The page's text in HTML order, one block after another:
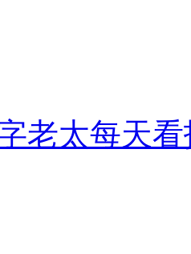
老太每天